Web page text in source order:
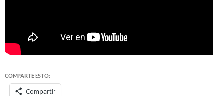
COMPARTE ESTO:
Compartir